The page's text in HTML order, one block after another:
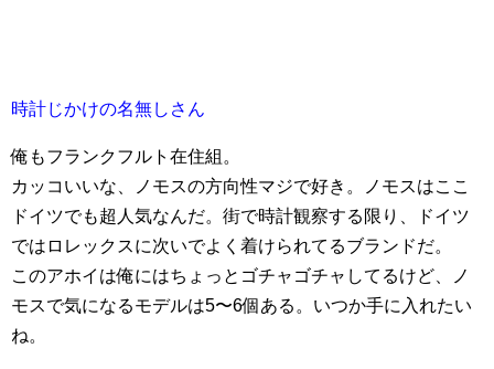
時計じかけの名無しさん
俺もフランクフルト在住組。
カッコいいな、ノモスの方向性マジで好き。ノモスはここ
ドイツでも超人気なんだ。街で時計観察する限り、ドイツ
ではロレックスに次いでよく着けられてるブランドだ。
このアホイは俺にはちょっとゴチャゴチャしてるけど、ノ
モスで気になるモデルは5〜6個ある。いつか手に入れたい
ね。